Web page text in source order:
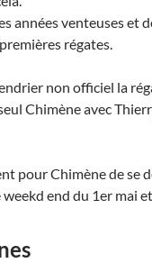
années venteuses et
régates.
non officiel la
Chimène avec
pour Chimène de
weekd end du 1er mai